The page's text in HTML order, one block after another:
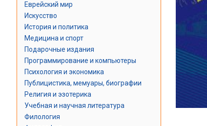
Еврейский мир
Искусство
История и политика
Медицина и спорт
Подарочные издания
Программирование и компьютеры
Психология и экономика
Публицистика, мемуары, биографии
Религия и эзотерика
Учебная и научная литература
Филология